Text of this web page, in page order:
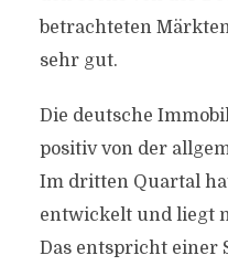
betrachteten
sehr gut.
Die deutsche
positiv von der
Im dritten Quartal
entwickelt und liegt
Das entspricht einer